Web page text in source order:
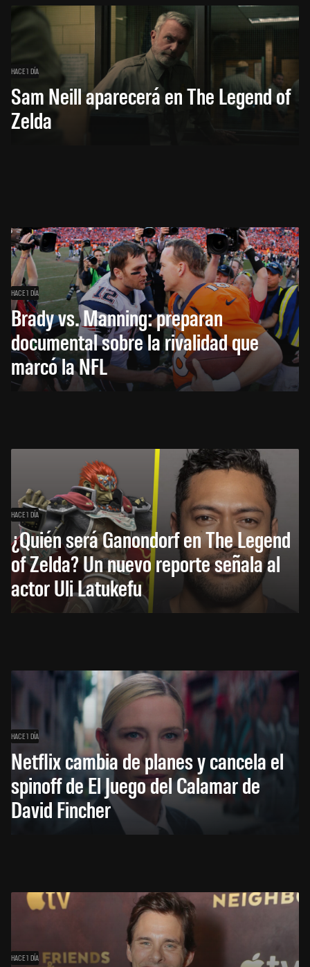
HACE 1 DÍA
Sam Neill aparecerá en The Legend of
Zelda
HACE 1 DÍA
Brady vs. Manning: preparan
documental sobre la rivalidad que
marcó la NFL
HACE 1 DÍA
¿Quién será Ganondorf en The Legend
of Zelda? Un nuevo reporte señala al
actor Uli Latukefu
HACE 1 DÍA
Netflix cambia de planes y cancela el
spinoff de El Juego del Calamar de
David Fincher
HACE 1 DÍA